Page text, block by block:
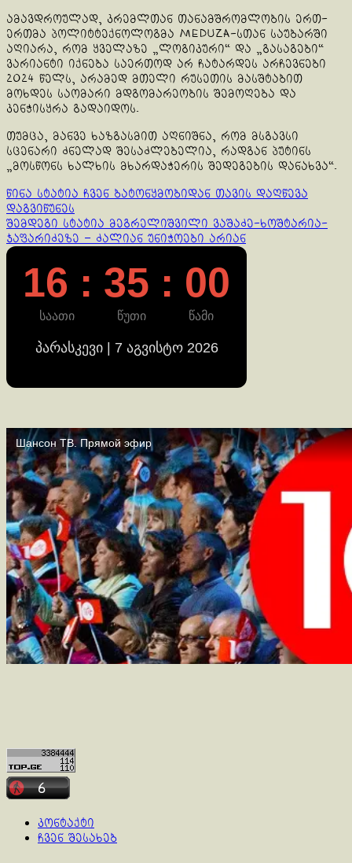
ამავდროულად, კრემლთან თანამშრომლობის ერთ-
ერთმა პოლიტტექნოლოგმა Meduza-სთან საუბარში
აღიარა, რომ ყველაზე „ლოგიკური“ და „გასაგები“
ვარიანტი იქნება საერთოდ არ ჩატარდეს არჩევნები
2024 წელს, არამედ მთელი რუსეთის მასშტაბით
მოხდეს საომარი მდგომარეობის შემოღება და
კენჭისყრა გადაიდოს.
თუმცა, მანვე ხაზგასმით აღნიშნა, რომ მსგავსი
სცენარი ძნელად შესაძლებელია, რადგან პუტინს
„მოსწონს ხალხის მხარდაჭერის შედეგების დანახვა“.
Continue
Reading
წინა სტატია ჩვენ ბატონყმობიდან თავის დაღწევა
დაგვიწუნეს
შემდეგი სტატია მეგრელიშვილი ვაშაძე-ხოშტარია-
ჯაფარიძეზე – ძალიან უნიჭოები არიან
16 : 35 : 00
საათი წუთი წამი
პარასკევი | 7 აგვისტო 2026
კონტაქტი
ჩვენ შესახებ